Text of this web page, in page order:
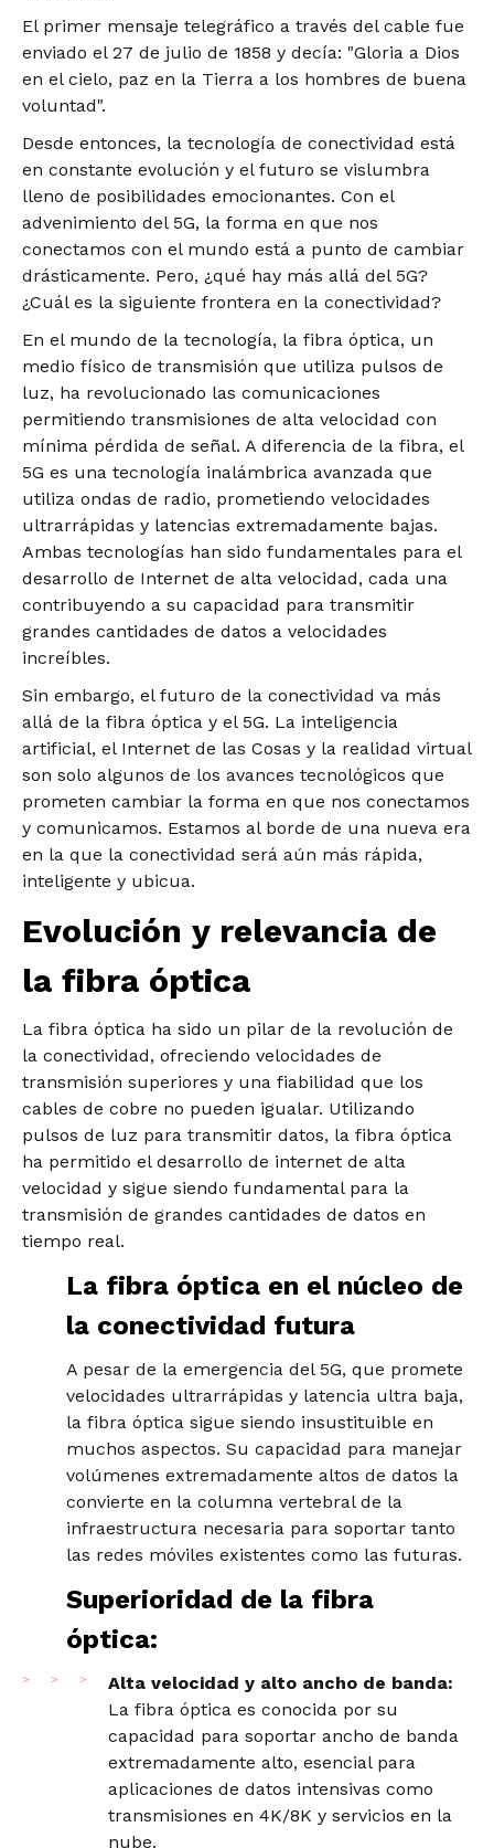
El primer mensaje telegráfico a través del cable fue
enviado el 27 de julio de 1858 y decía: "Gloria a Dios
en el cielo, paz en la Tierra a los hombres de buena
voluntad".
Desde entonces, la tecnología de conectividad está
en constante evolución y el futuro se vislumbra
lleno de posibilidades emocionantes. Con el
advenimiento del 5G, la forma en que nos
conectamos con el mundo está a punto de cambiar
drásticamente. Pero, ¿qué hay más allá del 5G?
¿Cuál es la siguiente frontera en la conectividad?
En el mundo de la tecnología, la fibra óptica, un
medio físico de transmisión que utiliza pulsos de
luz, ha revolucionado las comunicaciones
permitiendo transmisiones de alta velocidad con
mínima pérdida de señal. A diferencia de la fibra, el
5G es una tecnología inalámbrica avanzada que
utiliza ondas de radio, prometiendo velocidades
ultrarrápidas y latencias extremadamente bajas.
Ambas tecnologías han sido fundamentales para el
desarrollo de Internet de alta velocidad, cada una
contribuyendo a su capacidad para transmitir
grandes cantidades de datos a velocidades
increíbles.
Sin embargo, el futuro de la conectividad va más
allá de la fibra óptica y el 5G. La inteligencia
artificial, el Internet de las Cosas y la realidad virtual
son solo algunos de los avances tecnológicos que
prometen cambiar la forma en que nos conectamos
y comunicamos. Estamos al borde de una nueva era
en la que la conectividad será aún más rápida,
inteligente y ubicua.
Evolución y relevancia de
la fibra óptica
La fibra óptica ha sido un pilar de la revolución de
la conectividad, ofreciendo velocidades de
transmisión superiores y una fiabilidad que los
cables de cobre no pueden igualar. Utilizando
pulsos de luz para transmitir datos, la fibra óptica
ha permitido el desarrollo de internet de alta
velocidad y sigue siendo fundamental para la
transmisión de grandes cantidades de datos en
tiempo real.
La fibra óptica en el núcleo de
la conectividad futura
A pesar de la emergencia del 5G, que promete
velocidades ultrarrápidas y latencia ultra baja,
la fibra óptica sigue siendo insustituible en
muchos aspectos. Su capacidad para manejar
volúmenes extremadamente altos de datos la
convierte en la columna vertebral de la
infraestructura necesaria para soportar tanto
las redes móviles existentes como las futuras.
Superioridad de la fibra
óptica:
Alta velocidad y alto ancho de banda:
La fibra óptica es conocida por su
capacidad para soportar ancho de banda
extremadamente alto, esencial para
aplicaciones de datos intensivas como
transmisiones en 4K/8K y servicios en la
nube.